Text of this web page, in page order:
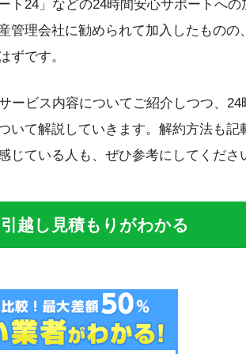
ト24」などの24時間安心サポートへの
管理会社に勧められて加入したものの
ずです。
ービス内容についてご紹介しつつ、24
いて解説していきます。解約方法も記
ている人も、ぜひ参考にしてくださ
越し見積もりがわかる